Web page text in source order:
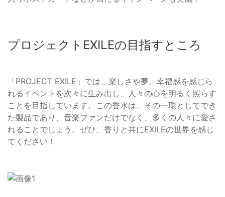
プロジェクトEXILEの目指すところ
「PROJECT EXILE」では、楽しさや夢、幸福感を感じら
れるイベントを次々に生み出し、人々の心を明るく照らす
ことを目指しています。この香水は、その一環としてでき
た製品であり、音楽ファンだけでなく、多くの人々に愛さ
れることでしょう。ぜひ、香りと共にEXILEの世界を感じ
てください！